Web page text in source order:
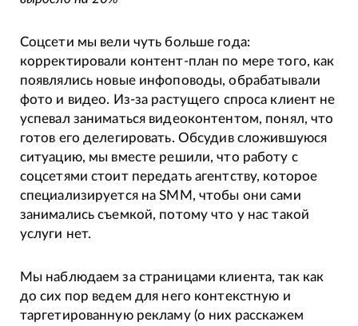
Соцсети мы вели чуть больше года:
корректировали контент-план по мере того, как
появлялись новые инфоповоды, обрабатывали
фото и видео. Из-за растущего спроса клиент не
успевал заниматься видеоконтентом, понял, что
готов его делегировать. Обсудив сложившуюся
ситуацию, мы вместе решили, что работу с
соцсетями стоит передать агентству, которое
специализируется на SMM, чтобы они сами
занимались съемкой, потому что у нас такой
услуги нет.
Мы наблюдаем за страницами клиента, так как
до сих пор ведем для него контекстную и
таргетированную рекламу (о них расскажем